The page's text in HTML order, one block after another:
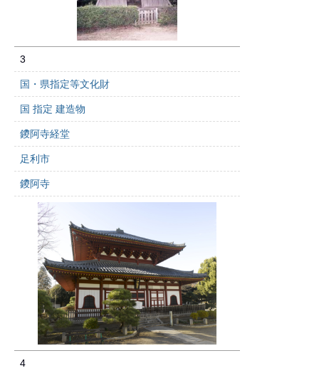
3
国・県指定等文化財
国 指定 建造物
鑁阿寺経堂
足利市
鑁阿寺
4